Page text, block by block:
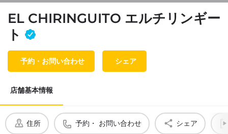
EL CHIRINGUITO エルチリンギー
ト
予約・お問い合わせ シェア
店舗基本情報
住所 予約・ お問い合わせ シェア